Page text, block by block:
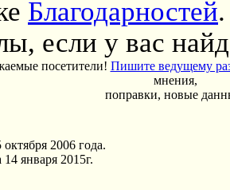
Благодарностей
если у вас
посетители! Пишите ведущему
мнения,
поправки, новые
2006 года.
января 2015г.